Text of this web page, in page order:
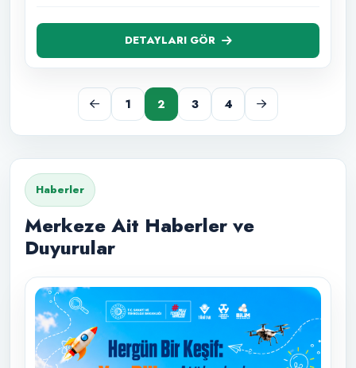
DETAYLARI GÖR
1 2 3 4
Haberler
Merkeze Ait Haberler ve
Duyurular